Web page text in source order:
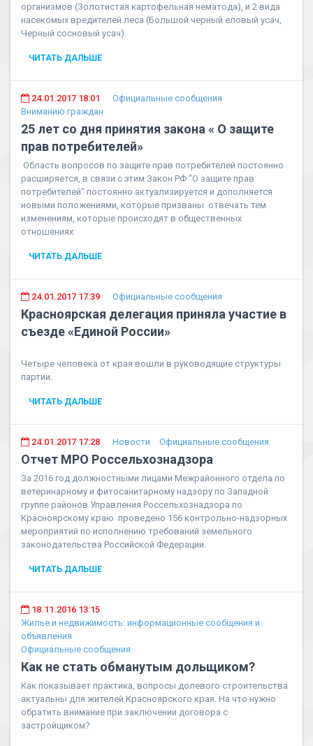
организмов (Золотистая картофельная нематода), и 2 вида
насекомых вредителей леса (Большой черный еловый усач,
Черный сосновый усач).
ЧИТАТЬ ДАЛЬШЕ
24.01.2017 18:01
Официальные сообщения
Вниманию граждан
25 лет со дня принятия закона « О защите
прав потребителей»
Область вопросов по защите прав потребителей постоянно
расширяется, в связи с этим Закон РФ "О защите прав
потребителей" постоянно актуализируется и дополняется
новыми положениями, которые призваны отвечать тем
изменениям, которые происходят в общественных
отношениях.
ЧИТАТЬ ДАЛЬШЕ
24.01.2017 17:39 Официальные сообщения
Красноярская делегация приняла участие в
съезде «Единой России»
Четыре человека от края вошли в руководящие структуры
партии.
ЧИТАТЬ ДАЛЬШЕ
24.01.2017 17:28 Новости Официальные сообщения
Отчет МРО Россельхознадзора
За 2016 год должностными лицами Межрайонного отдела по
ветеринарному и фитосанитарному надзору по Западной
группе районов Управления Россельхознадзора по
Красноярскому краю проведено 156 контрольно-надзорных
мероприятий по исполнению требований земельного
законодательства Российской Федерации.
ЧИТАТЬ ДАЛЬШЕ
18.11.2016 13:15
Жилье и недвижимость: информационные сообщения и
объявления
Официальные сообщения
Как не стать обманутым дольщиком?
Как показывает практика, вопросы долевого строительства
актуальны для жителей Красноярского края. На что нужно
обратить внимание при заключении договора с
застройщиком?